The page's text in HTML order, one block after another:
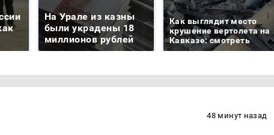
На Урале из казны
были украдены 18
миллионов рублей
Как выглядит место
крушение вертолета на
Кавказе: смотреть
48 минут назад